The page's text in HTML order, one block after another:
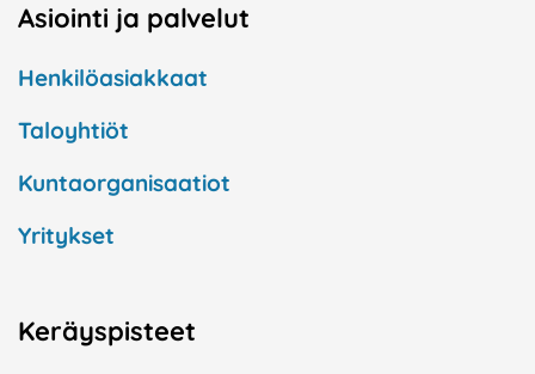
Asiointi ja palvelut
Henkilöasiakkaat
Taloyhtiöt
Kuntaorganisaatiot
Yritykset
Keräyspisteet